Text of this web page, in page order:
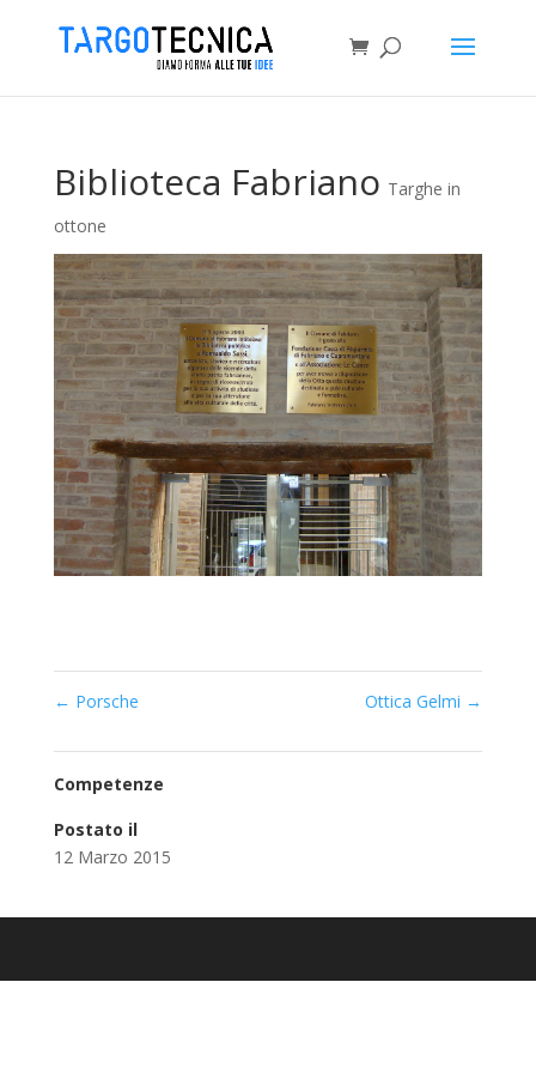
Biblioteca Fabriano Targhe in
ottone
← Porsche Ottica Gelmi →
Competenze
Postato il
12 Marzo 2015